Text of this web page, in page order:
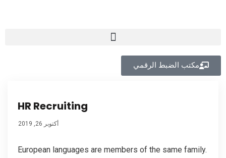
مكتب الضبط الرقمي
HR Recruiting
أكتوبر 26, 2019
European languages are members of the same family.